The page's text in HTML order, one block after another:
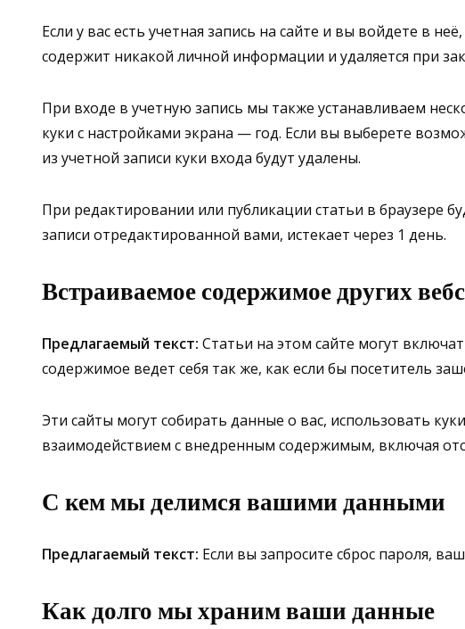
Если у вас есть учетная запись на сайте и вы войдете в
содержит никакой личной информации и удаляется при
При входе в учетную запись мы также устанавливаем
куки с настройками экрана — год. Если вы выберете
из учетной записи куки входа будут удалены.
При редактировании или публикации статьи в браузере
записи отредактированной вами, истекает через 1 день.
Встраиваемое содержимое других
Предлагаемый текст: Статьи на этом сайте могут
содержимое ведет себя так же, как если бы посетитель
Эти сайты могут собирать данные о вас, использовать
взаимодействием с внедренным содержимым, включая
С кем мы делимся вашими данными
Предлагаемый текст: Если вы запросите сброс пароля,
Как долго мы храним ваши данные